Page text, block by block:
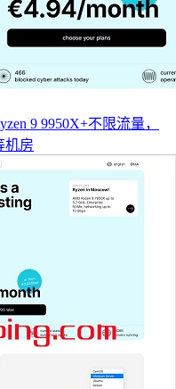
9 9950X+不限流量，
机房